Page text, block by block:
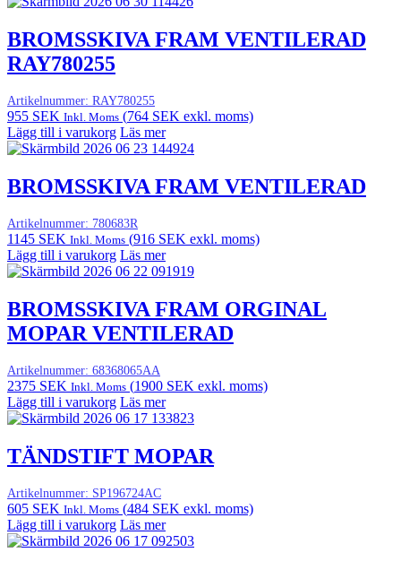
BROMSSKIVA FRAM VENTILERAD
RAY780255
Artikelnummer: RAY780255
955 SEK Inkl. Moms (764 SEK exkl. moms)
Lägg till i varukorg Läs mer
BROMSSKIVA FRAM VENTILERAD
Artikelnummer: 780683R
1145 SEK Inkl. Moms (916 SEK exkl. moms)
Lägg till i varukorg Läs mer
BROMSSKIVA FRAM ORGINAL
MOPAR VENTILERAD
Artikelnummer: 68368065AA
2375 SEK Inkl. Moms (1900 SEK exkl. moms)
Lägg till i varukorg Läs mer
TÄNDSTIFT MOPAR
Artikelnummer: SP196724AC
605 SEK Inkl. Moms (484 SEK exkl. moms)
Lägg till i varukorg Läs mer